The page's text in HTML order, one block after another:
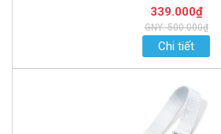
339.000₫
GNY: 500.000₫
Chi tiết